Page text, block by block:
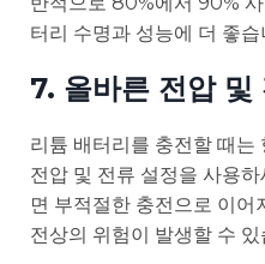
터리 수명과 성능에 더 좋습
7. 올바른 전압 및
리튬 배터리를 충전할 때는
전압 및 전류 설정을 사용
면 부적절한 충전으로 이
전상의 위험이 발생할 수 있